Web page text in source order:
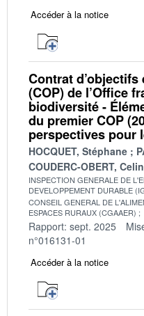
Accéder à la notice
Contrat
(COP) de l’Office
biodiversité -
du premier COP
perspectives pour
HOCQUET, Stéphane
COUDERC-OBERT,
INSPECTION GENERALE DE
DEVELOPPEMENT DURABLE
CONSEIL GENERAL DE
ESPACES RURAUX (CGAAER)
Rapport: sept. 2025
n°016131-01
Accéder à la notice